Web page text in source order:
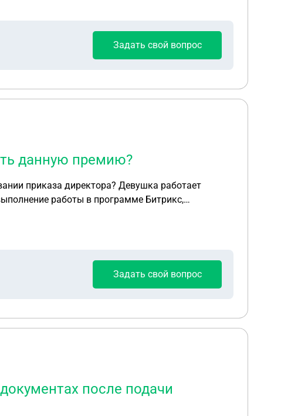
Задать свой вопрос
данную премию?
Девушка работает
работы в программе Битрикс,
попросили уволится по соглашению одним
правомерно ли требовать данную премию?
Задать свой вопрос
после подачи